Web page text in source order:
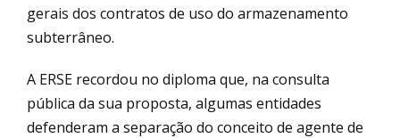
gerais dos contratos de uso do armazenamento
subterrâneo.
A ERSE recordou no diploma que, na consulta
pública da sua proposta, algumas entidades
defenderam a separação do conceito de agente de